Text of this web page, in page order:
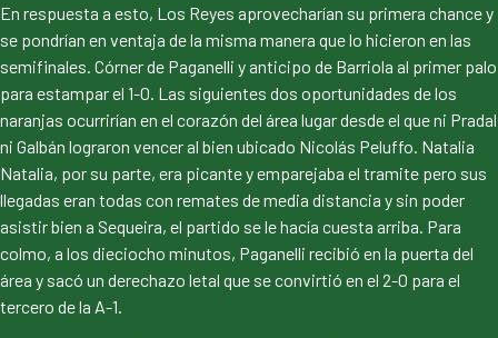
En respuesta a esto, Los Reyes aprovecharían su primera chance y
se pondrían en ventaja de la misma manera que lo hicieron en las
semifinales. Córner de Paganelli y anticipo de Barriola al primer palo
para estampar el 1-0. Las siguientes dos oportunidades de los
naranjas ocurrirían en el corazón del área lugar desde el que ni Pradal
ni Galbán lograron vencer al bien ubicado Nicolás Peluffo. Natalia
Natalia, por su parte, era picante y emparejaba el tramite pero sus
llegadas eran todas con remates de media distancia y sin poder
asistir bien a Sequeira, el partido se le hacía cuesta arriba. Para
colmo, a los dieciocho minutos, Paganelli recibió en la puerta del
área y sacó un derechazo letal que se convirtió en el 2-0 para el
tercero de la A-1.